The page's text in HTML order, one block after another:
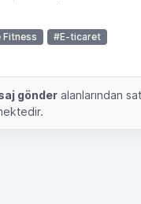
Fitness #E-ticaret
gönderalanlarından